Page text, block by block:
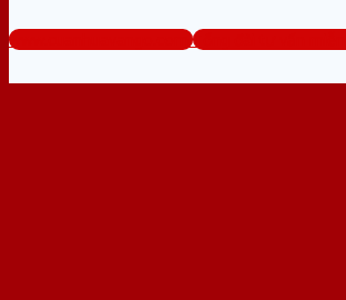
www.cuanhuavango.com Tổng đài tư vấn